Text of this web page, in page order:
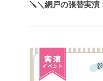
🪛＼網戸の張替実